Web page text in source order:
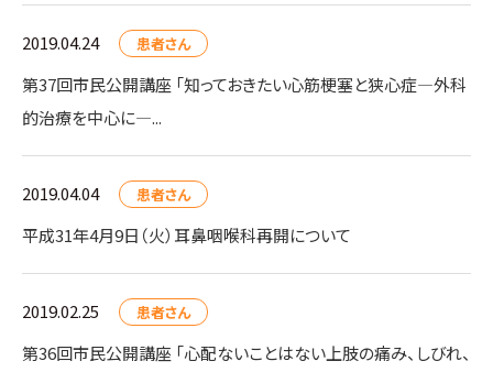
2019.04.24 患者さん
第37回市民公開講座 「知っておきたい心筋梗塞と狭心症―外科
的治療を中心に―...
2019.04.04 患者さん
平成31年4月9日（火）耳鼻咽喉科再開について
2019.02.25 患者さん
第36回市民公開講座 「心配ないことはない上肢の痛み、しびれ、